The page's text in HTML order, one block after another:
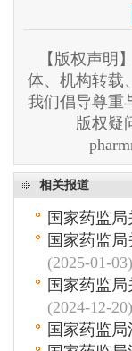
【版权声明
体、机构转载
我们倡导尊重
版权疑
相关报道
国家药监
国家药监
(2025-01-03)
国家药监
(2024-12-20)
国家药监